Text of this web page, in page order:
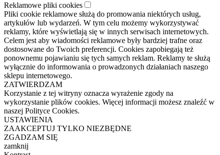
Reklamowe pliki cookies
Pliki cookie reklamowe służą do promowania niektórych usług,
artykułów lub wydarzeń. W tym celu możemy wykorzystywać
reklamy, które wyświetlają się w innych serwisach internetowych.
Celem jest aby wiadomości reklamowe były bardziej trafne oraz
dostosowane do Twoich preferencji. Cookies zapobiegają też
ponownemu pojawianiu się tych samych reklam. Reklamy te służą
wyłącznie do informowania o prowadzonych działaniach naszego
sklepu internetowego.
ZATWIERDZAM
Korzystanie z tej witryny oznacza wyrażenie zgody na
wykorzystanie plików cookies. Więcej informacji możesz znaleźć w
naszej Polityce Cookies.
USTAWIENIA
ZAAKCEPTUJ TYLKO NIEZBĘDNE
ZGADZAM SIĘ
zamknij